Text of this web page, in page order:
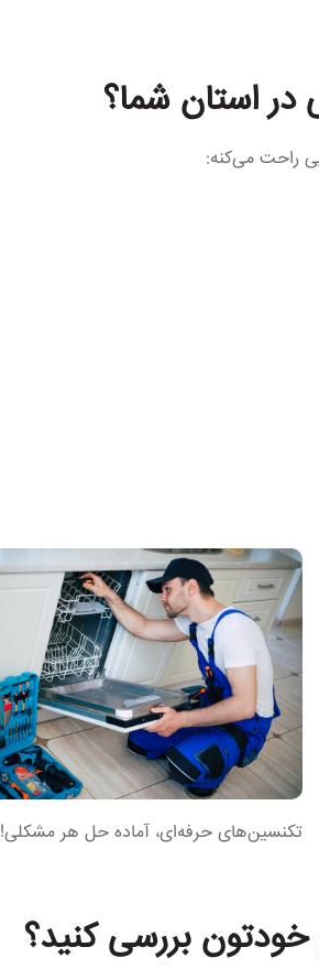
در استان شما؟
راحت می‌کنه:
تکنسین‌های حرفه‌ای، آماده حل هر مشکلی!
بررسی کنید؟